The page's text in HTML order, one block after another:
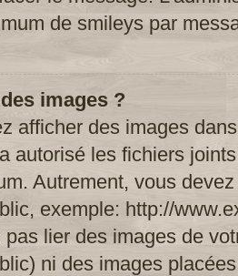
de smileys par
images ?
afficher des images
autorisé les fichiers
Autrement, vous
exemple: http://
lier des images de
ni des images